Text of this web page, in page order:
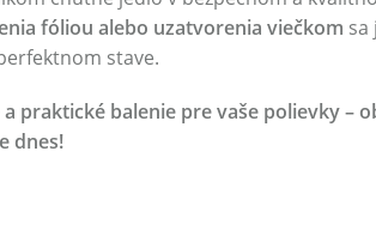
fóliou alebo uzatvorenia viečkom sa
stave.
praktické balenie pre vaše polievky –
dnes!